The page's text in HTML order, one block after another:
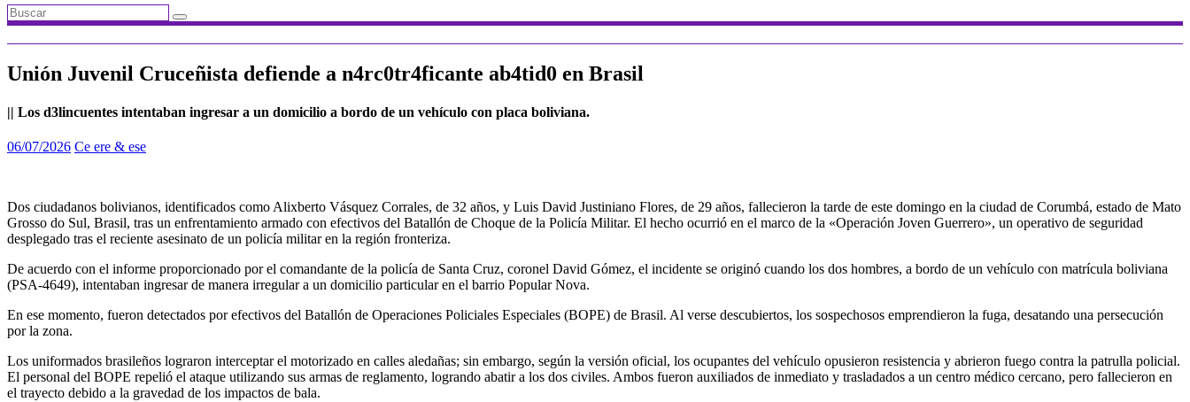
Unión Juvenil Cruceñista defiende a n4rc0tr4ficante ab4tid0 en Brasil
|| Los d3lincuentes intentaban ingresar a un domicilio a bordo de un vehículo con placa boliviana.
06/07/2026 Ce ere & ese
Dos ciudadanos bolivianos, identificados como Alixberto Vásquez Corrales, de 32 años, y Luis David Justiniano Flores, de 29 años, fallecieron la tarde de este domingo en la ciudad de Corumbá, estado de Mato
Grosso do Sul, Brasil, tras un enfrentamiento armado con efectivos del Batallón de Choque de la Policía Militar. El hecho ocurrió en el marco de la «Operación Joven Guerrero», un operativo de seguridad
desplegado tras el reciente asesinato de un policía militar en la región fronteriza.
De acuerdo con el informe proporcionado por el comandante de la policía de Santa Cruz, coronel David Gómez, el incidente se originó cuando los dos hombres, a bordo de un vehículo con matrícula boliviana
(PSA-4649), intentaban ingresar de manera irregular a un domicilio particular en el barrio Popular Nova.
En ese momento, fueron detectados por efectivos del Batallón de Operaciones Policiales Especiales (BOPE) de Brasil. Al verse descubiertos, los sospechosos emprendieron la fuga, desatando una persecución
por la zona.
Los uniformados brasileños lograron interceptar el motorizado en calles aledañas; sin embargo, según la versión oficial, los ocupantes del vehículo opusieron resistencia y abrieron fuego contra la patrulla policial.
El personal del BOPE repelió el ataque utilizando sus armas de reglamento, logrando abatir a los dos civiles. Ambos fueron auxiliados de inmediato y trasladados a un centro médico cercano, pero fallecieron en
el trayecto debido a la gravedad de los impactos de bala.